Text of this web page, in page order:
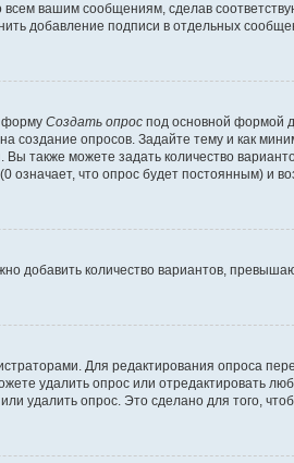
вашим сообщениям, сделав
добавление подписи в отдельных
форму Создать опрос под основной формой
создание опросов. Задайте тему и как
также можете задать количество
что опрос будет постоянным) и
добавить количество вариантов,
Для редактирования опроса
удалить опрос или отредактировать
удалить опрос. Это сделано для того,